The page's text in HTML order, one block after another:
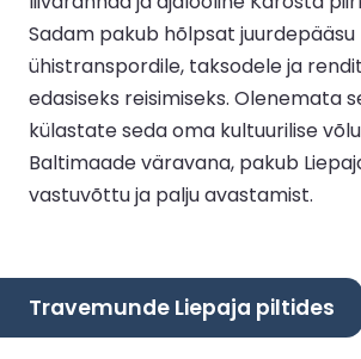
Sadam pakub hõlpsat juurdepääsu
ühistranspordile, taksodele ja
edasiseks reisimiseks. Olenemata
külastate seda oma kultuurilise
Baltimaade väravana, pakub
vastuvõttu ja palju avastamist.
Travemunde Liepaja piltides